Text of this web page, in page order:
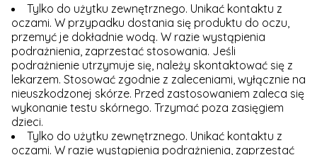
Tylko do użytku zewnętrznego. Unikać kontaktu z
oczami. W przypadku dostania się produktu do oczu,
przemyć je dokładnie wodą. W razie wystąpienia
podrażnienia, zaprzestać stosowania. Jeśli
podrażnienie utrzymuje się, należy skontaktować się z
lekarzem. Stosować zgodnie z zaleceniami, wyłącznie na
nieuszkodzonej skórze. Przed zastosowaniem zaleca się
wykonanie testu skórnego. Trzymać poza zasięgiem
dzieci.
Tylko do użytku zewnętrznego. Unikać kontaktu z
oczami. W razie wystąpienia podrażnienia, zaprzestać